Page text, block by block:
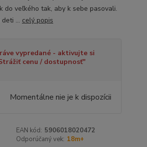
do veľkého tak, aby k sebe pasovali.
... celý popis
vypredané - aktivujte si
cenu / dostupnosť"
Momentálne nie je k dispozícii
EAN kód: 5906018020472
Odporúčaný vek: 18m+